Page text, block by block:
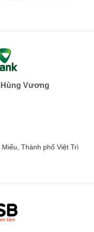
Hùng Vương
Thành phố Việt Trì